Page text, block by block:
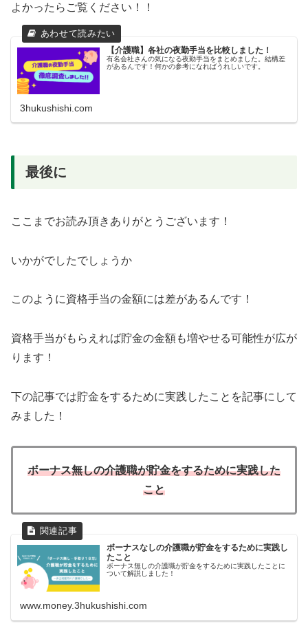
よかったらご覧ください！！
【介護職】各社の夜勤手当を比較しました！
有名会社さんの気になる夜勤手当をまとめました。結構差
があるんです！何かの参考になればうれしいです。
3hukushishi.com
最後に
ここまでお読み頂きありがとうございます！
いかがでしたでしょうか
このように資格手当の金額には差があるんです！
資格手当がもらえれば貯金の金額も増やせる可能性が広が
ります！
下の記事では貯金をするために実践したことを記事にして
みました！
ボーナス無しの介護職が貯金をするために実践した
こと
ボーナスなしの介護職が貯金をするために実践し
たこと
ボーナス無しの介護職が貯金をするために実践したことに
ついて解説しました！
www.money.3hukushishi.com